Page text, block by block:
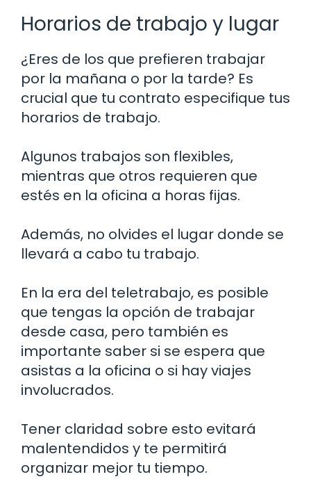
Horarios de trabajo y lugar
¿Eres de los que prefieren trabajar
por la mañana o por la tarde? Es
crucial que tu contrato especifique tus
horarios de trabajo.
Algunos trabajos son flexibles,
mientras que otros requieren que
estés en la oficina a horas fijas.
Además, no olvides el lugar donde se
llevará a cabo tu trabajo.
En la era del teletrabajo, es posible
que tengas la opción de trabajar
desde casa, pero también es
importante saber si se espera que
asistas a la oficina o si hay viajes
involucrados.
Tener claridad sobre esto evitará
malentendidos y te permitirá
organizar mejor tu tiempo.